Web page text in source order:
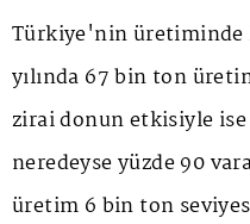
Türkiye'nin üretiminde
yılında 67 bin ton
zirai donun etkisiyle
neredeyse yüzde 90
üretim 6 bin ton